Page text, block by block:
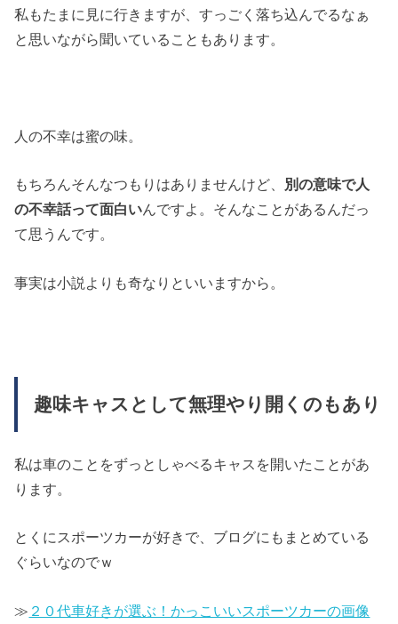
私もたまに見に行きますが、すっごく落ち込んでるなぁ
と思いながら聞いていることもあります。
人の不幸は蜜の味。
もちろんそんなつもりはありませんけど、 別の意味で人
の不幸話って面白いんですよ。そんなことがあるんだっ
て思うんです。
事実は小説よりも奇なりといいますから。
趣味キャスとして無理やり開くのもあり
私は車のことをずっとしゃべるキャスを開いたことがあ
ります。
とくにスポーツカーが好きで、ブログにもまとめている
ぐらいなのでｗ
≫ ２０代車好きが選ぶ！かっこいいスポーツカーの画像